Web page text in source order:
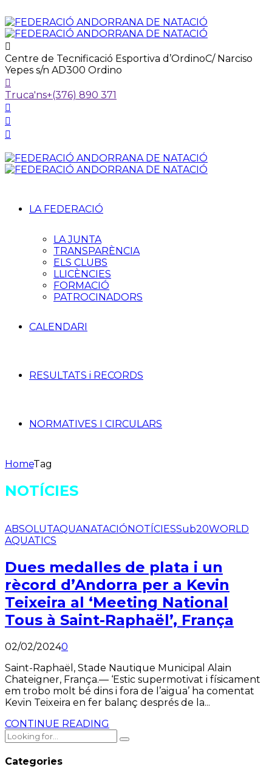
Centre de Tecnificació Esportiva d’OrdinoC/ Narciso
Yepes s/n AD300 Ordino
Truca'ns+(376) 890 371
LA FEDERACIÓ
LA JUNTA
TRANSPARÈNCIA
ELS CLUBS
LLICÈNCIES
FORMACIÓ
PATROCINADORS
CALENDARI
RESULTATS i RECORDS
NORMATIVES I CIRCULARS
HomeTag
NOTÍCIES
ABSOLUTAQUANATACIÓNOTÍCIESSub20WORLD
AQUATICS
Dues medalles de plata i un
rècord d’Andorra per a Kevin
Teixeira al ‘Meeting National
Tous à Saint-Raphaël’, França
02/02/20240
Saint-Raphaël, Stade Nautique Municipal Alain
Chateigner, França.— ‘Estic supermotivat i físicament
em trobo molt bé dins i fora de l’aigua’ ha comentat
Kevin Teixeira en fer balanç després de la...
CONTINUE READING
Categories